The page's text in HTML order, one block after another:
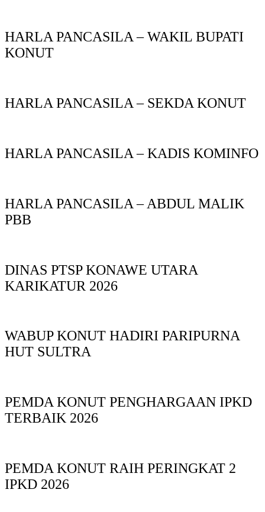
HARLA PANCASILA – WAKIL BUPATI
KONUT
HARLA PANCASILA – SEKDA KONUT
HARLA PANCASILA – KADIS KOMINFO
HARLA PANCASILA – ABDUL MALIK
PBB
DINAS PTSP KONAWE UTARA
KARIKATUR 2026
WABUP KONUT HADIRI PARIPURNA
HUT SULTRA
PEMDA KONUT PENGHARGAAN IPKD
TERBAIK 2026
PEMDA KONUT RAIH PERINGKAT 2
IPKD 2026